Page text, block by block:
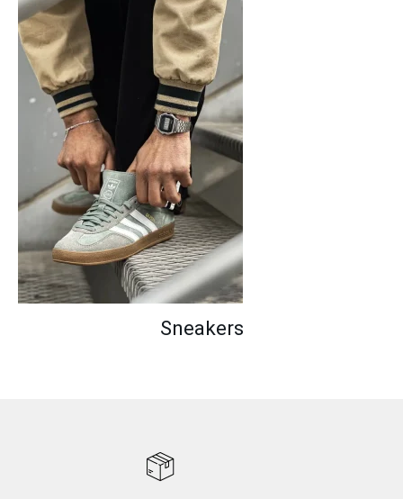
Sneakers